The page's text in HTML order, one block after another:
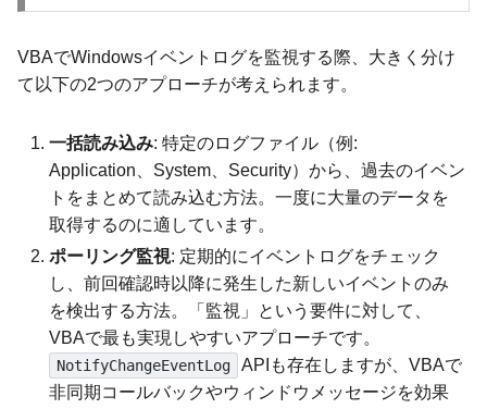
VBAでWindowsイベントログを監視する際、大きく分け
て以下の2つのアプローチが考えられます。
一括読み込み: 特定のログファイル（例:
Application、System、Security）から、過去のイベン
トをまとめて読み込む方法。一度に大量のデータを
取得するのに適しています。
ポーリング監視: 定期的にイベントログをチェック
し、前回確認時以降に発生した新しいイベントのみ
を検出する方法。「監視」という要件に対して、
VBAで最も実現しやすいアプローチです。
NotifyChangeEventLog
APIも存在しますが、VBAで
非同期コールバックやウィンドウメッセージを効果